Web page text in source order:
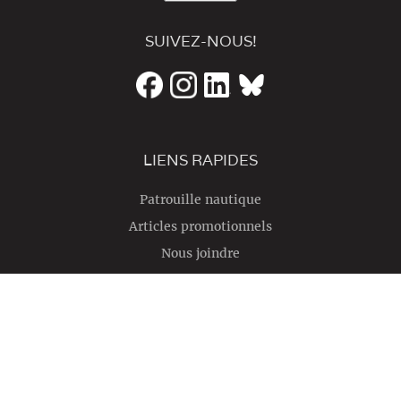
SUIVEZ-NOUS!
LIENS RAPIDES
Patrouille nautique
Articles promotionnels
Nous joindre